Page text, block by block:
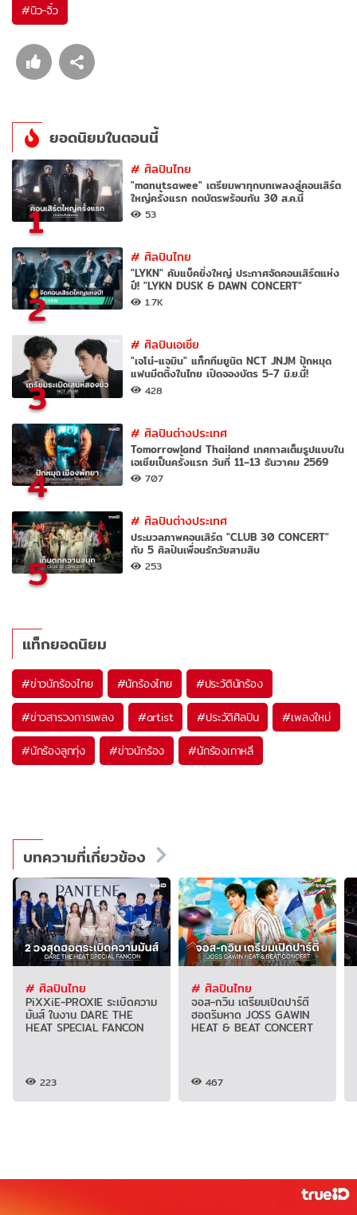
#นิว-จิ๋ว
ยอดนิยมในตอนนี้
1
#ศิลปินไทย
"manutsawee" เตรียมพาทุกบทเพลงสู่คอนเสิร์ต
ใหญ่ครั้งแรก กดบัตรพร้อมกัน 30 ส.ค.นี้
53
2
#ศิลปินไทย
"LYKN" คัมแบ็คยิ่งใหญ่ ประกาศจัดคอนเสิร์ตแห่ง
ปี! "LYKN DUSK & DAWN CONCERT"
1.7K
3
#ศิลปินเอเชีย
"เจโน่-แจมิน" แท็กทีมยูนิต NCT JNJM ปักหมุด
แฟนมีตติ้งในไทย เปิดจองบัตร 5-7 มิ.ย.นี้!
428
4
#ศิลปินต่างประเทศ
Tomorrowland Thailand เทศกาลเต็มรูปแบบใน
เอเชียเป็นครั้งแรก วันที่ 11–13 ธันวาคม 2569
707
5
#ศิลปินต่างประเทศ
ประมวลภาพคอนเสิร์ต "CLUB 30 CONCERT"
กับ 5 ศิลปินเพื่อนรักวัยสามสิบ
253
แท็กยอดนิยม
#ข่าวนักร้องไทย #นักร้องไทย #ประวัตินักร้อง
#ข่าวสารวงการเพลง #artist #ประวัติศิลปิน #เพลงใหม่
#นักร้องลูกทุ่ง #ข่าวนักร้อง #นักร้องเกาหลี
บทความที่เกี่ยวข้อง
# ศิลปินไทย
PiXXiE-PROXIE ระเบิดความ
มันส์ ในงาน DARE THE
HEAT SPECIAL FANCON
223
# ศิลปินไทย
จอส-กวิน เตรียมเปิดปาร์ตี้
ฮอตริมหาด JOSS GAWIN
HEAT & BEAT CONCERT
467